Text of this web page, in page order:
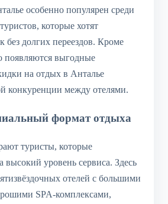
особенно популярен среди
которые хотят
без долгих переездов. Кроме
появляются выгодные
на отдых в Анталье
конкуренции между отелями.
формат отдыха
туристы, которые
высокий уровень сервиса. Здесь
отелей с большими
SPA-комплексами,